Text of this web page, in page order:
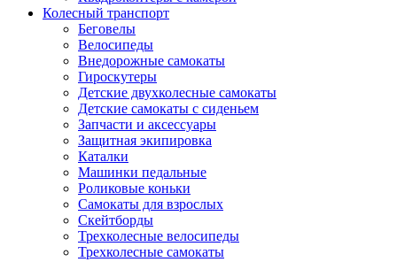
Колесный транспорт
Беговелы
Велосипеды
Внедорожные самокаты
Гироскутеры
Детские двухколесные самокаты
Детские самокаты с сиденьем
Запчасти и аксессуары
Защитная экипировка
Каталки
Машинки педальные
Роликовые коньки
Самокаты для взрослых
Скейтборды
Трехколесные велосипеды
Трехколесные самокаты